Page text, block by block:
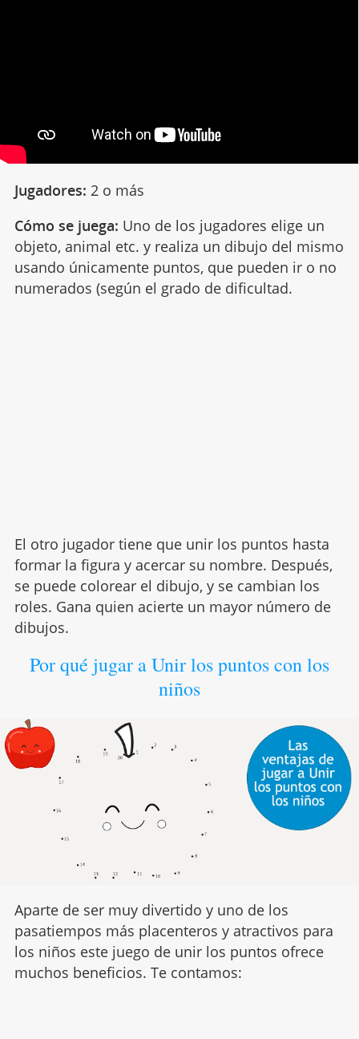
Jugadores: 2 o más
Cómo se juega: Uno de los jugadores elige un
objeto, animal etc. y realiza un dibujo del mismo
usando únicamente puntos, que pueden ir o no
numerados (según el grado de dificultad.
El otro jugador tiene que unir los puntos hasta
formar la figura y acercar su nombre. Después,
se puede colorear el dibujo, y se cambian los
roles. Gana quien acierte un mayor número de
dibujos.
Por qué jugar a Unir los puntos con los
niños
Aparte de ser muy divertido y uno de los
pasatiempos más placenteros y atractivos para
los niños este juego de unir los puntos ofrece
muchos beneficios. Te contamos: